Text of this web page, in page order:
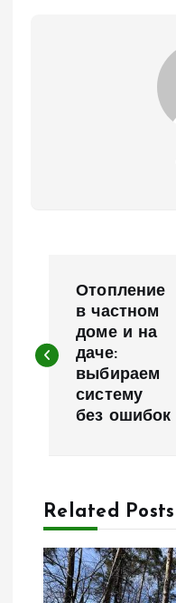
в
а
ц
и
Отопление
в частном
доме и на
даче:
выбираем
систему
без ошибок
Related Posts